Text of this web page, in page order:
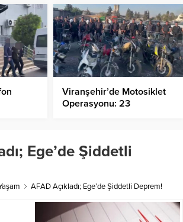
Viranşehir’de Motosiklet
Operasyonu: 23
Ege’de Şiddetli
AFAD Açıkladı; Ege’de Şiddetli Deprem!